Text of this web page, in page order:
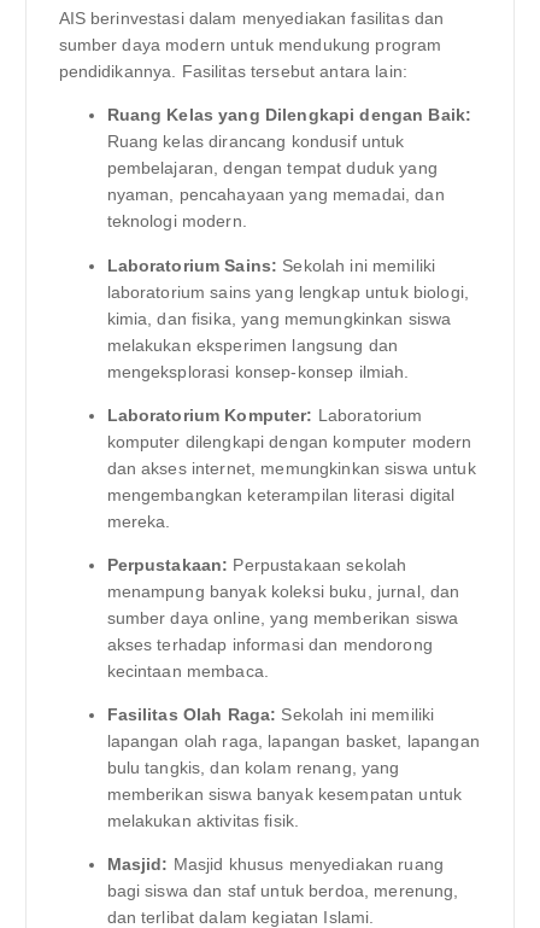
AIS berinvestasi dalam menyediakan fasilitas dan
sumber daya modern untuk mendukung program
pendidikannya. Fasilitas tersebut antara lain:
Ruang Kelas yang Dilengkapi dengan Baik:
Ruang kelas dirancang kondusif untuk
pembelajaran, dengan tempat duduk yang
nyaman, pencahayaan yang memadai, dan
teknologi modern.
Laboratorium Sains: Sekolah ini memiliki
laboratorium sains yang lengkap untuk biologi,
kimia, dan fisika, yang memungkinkan siswa
melakukan eksperimen langsung dan
mengeksplorasi konsep-konsep ilmiah.
Laboratorium Komputer: Laboratorium
komputer dilengkapi dengan komputer modern
dan akses internet, memungkinkan siswa untuk
mengembangkan keterampilan literasi digital
mereka.
Perpustakaan: Perpustakaan sekolah
menampung banyak koleksi buku, jurnal, dan
sumber daya online, yang memberikan siswa
akses terhadap informasi dan mendorong
kecintaan membaca.
Fasilitas Olah Raga: Sekolah ini memiliki
lapangan olah raga, lapangan basket, lapangan
bulu tangkis, dan kolam renang, yang
memberikan siswa banyak kesempatan untuk
melakukan aktivitas fisik.
Masjid: Masjid khusus menyediakan ruang
bagi siswa dan staf untuk berdoa, merenung,
dan terlibat dalam kegiatan Islami.